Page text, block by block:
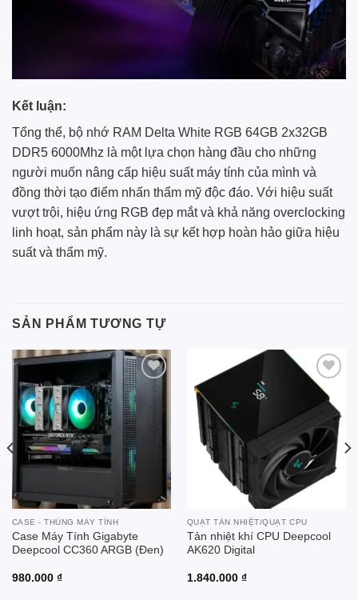
Kết luận:
Tổng thể, bộ nhớ RAM Delta White RGB 64GB 2x32GB
DDR5 6000Mhz là một lựa chọn hàng đầu cho những
người muốn nâng cấp hiệu suất máy tính của mình và
đồng thời tạo điểm nhấn thẩm mỹ độc đáo. Với hiệu suất
vượt trội, hiệu ứng RGB đẹp mắt và khả năng overclocking
linh hoạt, sản phẩm này là sự kết hợp hoàn hảo giữa hiệu
suất và thẩm mỹ.
SẢN PHẨM TƯƠNG TỰ
Add to
wishlist
CASE - THÙNG MÁY TÍNH
Case Máy Tính Gigabyte
Deepcool CC360 ARGB (Đen)
980.000 ₫
Add to
wishlist
QUẠT TẢN NHIỆT/QUẠT CPU
Tản nhiệt khí CPU Deepcool
AK620 Digital
1.840.000 ₫